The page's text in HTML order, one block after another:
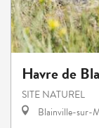
Havre de
SITE NATUREL
Blainville-sur-